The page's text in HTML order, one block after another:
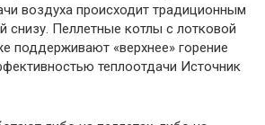
воздуха происходит традиционным
снизу. Пеллетные котлы с лотковой
поддерживают «верхнее» горение
теплоотдачи Источник